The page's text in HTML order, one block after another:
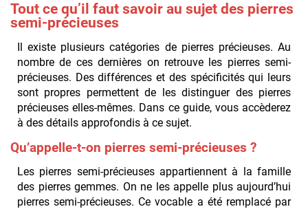
Tout ce qu’il faut savoir au sujet des pierres
semi-précieuses
Il existe plusieurs catégories de pierres précieuses. Au
nombre de ces dernières on retrouve les pierres semi-
précieuses. Des différences et des spécificités qui leurs
sont propres permettent de les distinguer des pierres
précieuses elles-mêmes. Dans ce guide, vous accèderez
à des détails approfondis à ce sujet.
Qu’appelle-t-on pierres semi-précieuses ?
Les pierres semi-précieuses appartiennent à la famille
des pierres gemmes. On ne les appelle plus aujourd’hui
pierres semi-précieuses. Ce vocable a été remplacé par